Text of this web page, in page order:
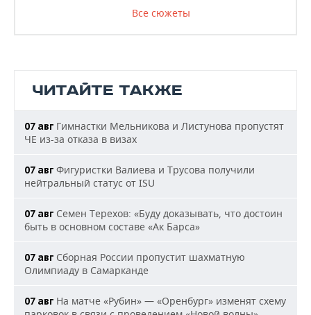
Все сюжеты
ЧИТАЙТЕ ТАКЖЕ
07 авг Гимнастки Мельникова и Листунова пропустят
ЧЕ из-за отказа в визах
07 авг Фигуристки Валиева и Трусова получили
нейтральный статус от ISU
07 авг Семен Терехов: «Буду доказывать, что достоин
быть в основном составе «Ак Барса»
07 авг Сборная России пропустит шахматную
Олимпиаду в Самарканде
07 авг На матче «Рубин» — «Оренбург» изменят схему